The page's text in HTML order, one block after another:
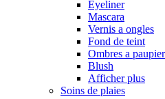
Eyeliner
Mascara
Vernis a ongles
Fond de teint
Ombres a
Blush
Afficher plus
Soins de plaies